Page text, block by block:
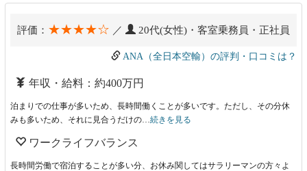
評価： ★★★★☆ ／ 20代(女性)・客室乗務員・正社員
ANA（全日本空輸）の評判・口コミは？
年収・給料：約400万円
泊まりでの仕事が多いため、長時間働くことが多いです。ただし、その分休
みも多いため、それに見合うだけの…続きを見る
ワークライフバランス
長時間労働で宿泊することが多い分、お休み関してはサラリーマンの方々よ